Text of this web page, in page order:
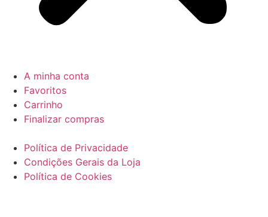
A minha conta
Favoritos
Carrinho
Finalizar compras
Política de Privacidade
Condições Gerais da Loja
Política de Cookies